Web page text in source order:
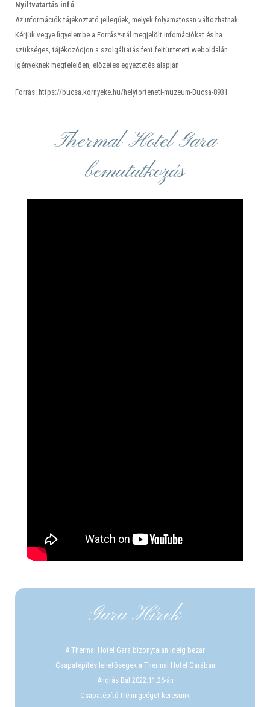
Nyiltvatartás infó
Az információk tájékoztató jellegűek, melyek folyamatosan változhatnak.
Kérjük vegye figyelembe a Forrás*-nál megjelölt infomációkat és ha
szükséges, tájékozódjon a szolgáltatás fent feltüntetett weboldalán.
Igényeknek megfelelően, előzetes egyeztetés alapján
Forrás: https://bucsa.kornyeke.hu/helytorteneti-muzeum-Bucsa-8931
Thermal Hotel Gara
bemutatkozás
Gara Hírek
A Thermal Hotel Gara bizonytalan ideig bezár
Csapatépítés lehetőségek a Thermal Hotel Garában
András Bál 2022.11.26-án
Csapatépítő tréningcéget keresünk